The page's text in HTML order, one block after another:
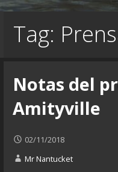
Tag:
Notas del
Amityville
02/11/2018
Mr Nantucket